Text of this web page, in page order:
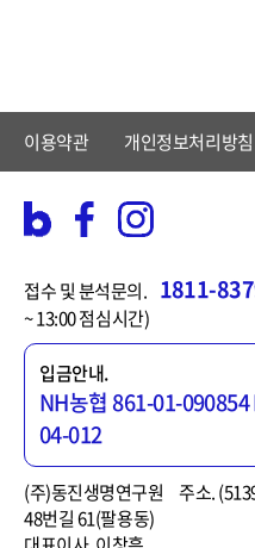
이용약관 개인정보처리방침
접수 및 분석문의. 1811-
~ 13:00 점심시간)
입금안내.
NH농협 861-01-090854
04-012
(주)동진생명연구원
주소.
48번길 61(팔용동)